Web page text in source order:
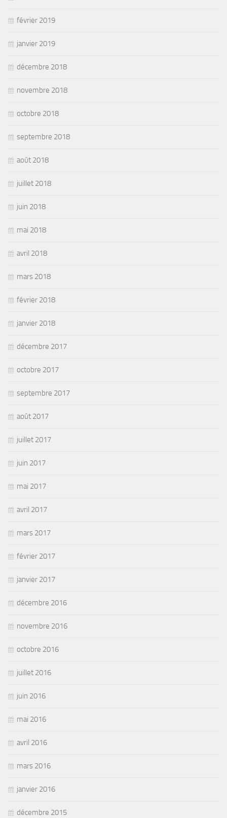
février 2019
janvier 2019
décembre 2018
novembre 2018
octobre 2018
septembre 2018
août 2018
juillet 2018
juin 2018
mai 2018
avril 2018
mars 2018
février 2018
janvier 2018
décembre 2017
octobre 2017
septembre 2017
août 2017
juillet 2017
juin 2017
mai 2017
avril 2017
mars 2017
février 2017
janvier 2017
décembre 2016
novembre 2016
octobre 2016
juillet 2016
juin 2016
mai 2016
avril 2016
mars 2016
janvier 2016
décembre 2015